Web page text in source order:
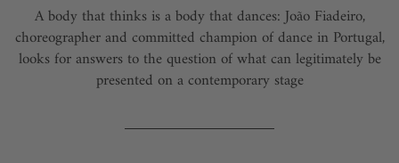
A body that thinks is a body that dances: João Fiadeiro,
choreographer and committed champion of dance in Portugal,
looks for answers to the question of what can legitimately be
presented on a contemporary stage